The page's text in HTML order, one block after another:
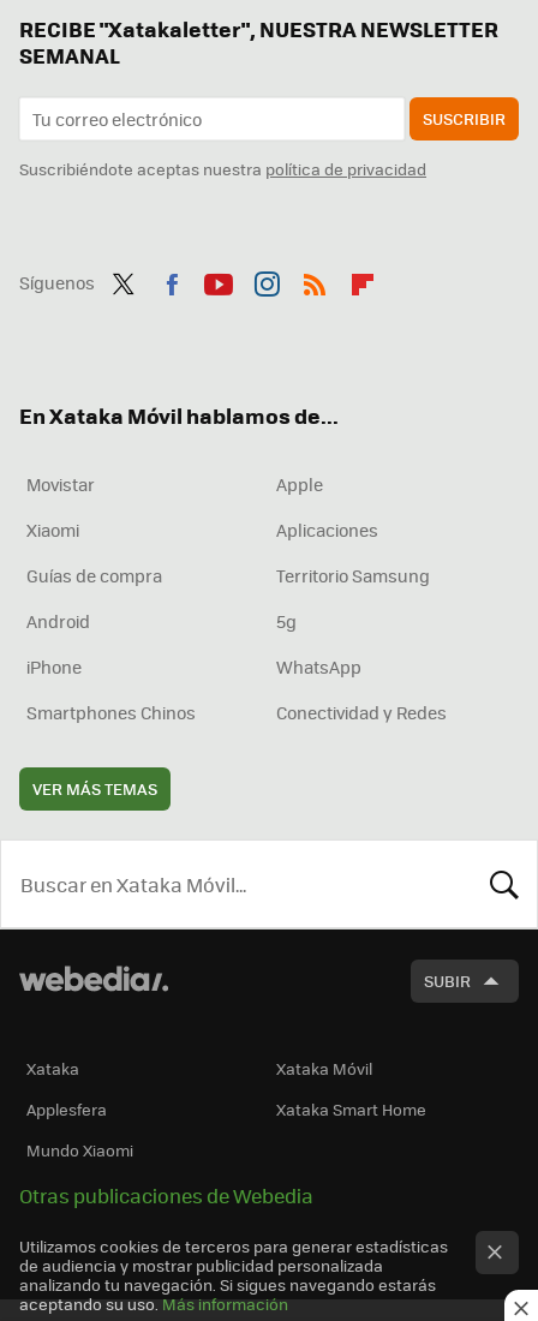
RECIBE "Xatakaletter", NUESTRA NEWSLETTER
SEMANAL
SUSCRIBIR
Suscribiéndote aceptas nuestra política de privacidad
Síguenos
En Xataka Móvil hablamos de...
Movistar
Apple
Xiaomi
Aplicaciones
Guías de compra
Territorio Samsung
Android
5g
iPhone
WhatsApp
Smartphones Chinos
Conectividad y Redes
VER MÁS TEMAS
SUBIR
Xataka
Xataka Móvil
Applesfera
Xataka Smart Home
Mundo Xiaomi
Otras publicaciones de Webedia
Utilizamos cookies de terceros para generar estadísticas
de audiencia y mostrar publicidad personalizada
analizando tu navegación. Si sigues navegando estarás
aceptando su uso. Más información